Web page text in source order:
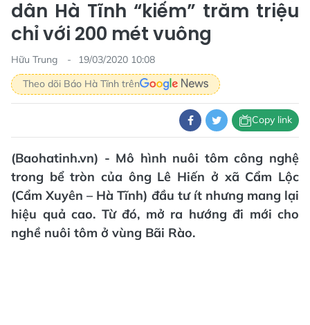
dân Hà Tĩnh “kiếm” trăm triệu
chỉ với 200 mét vuông
Hữu Trung
19/03/2020 10:08
Theo dõi Báo Hà Tĩnh trên
Copy link
(Baohatinh.vn) - Mô hình nuôi tôm công nghệ
trong bể tròn của ông Lê Hiến ở xã Cẩm Lộc
(Cẩm Xuyên – Hà Tĩnh) đầu tư ít nhưng mang lại
hiệu quả cao. Từ đó, mở ra hướng đi mới cho
nghề nuôi tôm ở vùng Bãi Rào.